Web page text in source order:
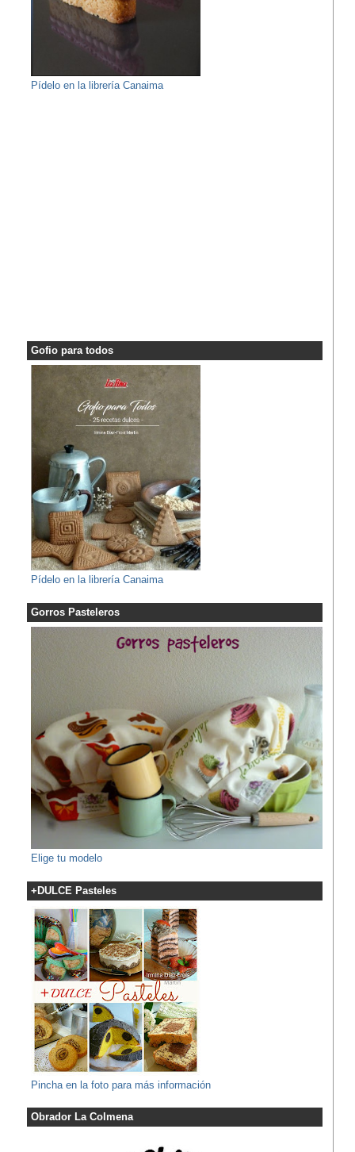
Pídelo en la librería Canaima
Gofio para todos
Pídelo en la librería Canaima
Gorros Pasteleros
Elige tu modelo
+DULCE Pasteles
Pincha en la foto para más información
Obrador La Colmena